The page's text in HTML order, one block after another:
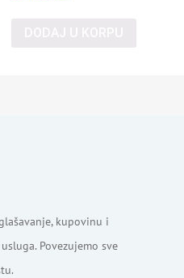
kupovinu i
Povezujemo sve